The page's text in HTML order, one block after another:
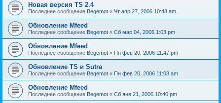
Новая версия TS 2.4
Последнее сообщение Begemot « Чт апр 27, 2006 10:48 am
Обновление Mfeed
Последнее сообщение Begemot « Сб мар 04, 2006 1:03 pm
Обновление Mfeed
Последнее сообщение Begemot « Пн фев 20, 2006 11:47 pm
Обновление TS и Sutra
Последнее сообщение Begemot « Пн фев 20, 2006 11:08 am
Обновление Mfeed
Последнее сообщение Begemot « Сб янв 21, 2006 10:40 pm